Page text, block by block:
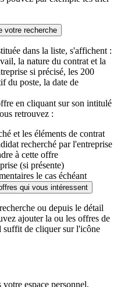
votre recherche
dans la liste, s'affichent :
la nature du contrat et la
si précisé, les 200
du poste, la date de
en cliquant sur son intitulé
retrouvez :
et les éléments de contrat
recherché par l'entreprise
à cette offre
(si présente)
le cas échéant
qui vous intéressent
ou depuis le détail
ajouter la ou les offres de
de cliquer sur l'icône
espace personnel,